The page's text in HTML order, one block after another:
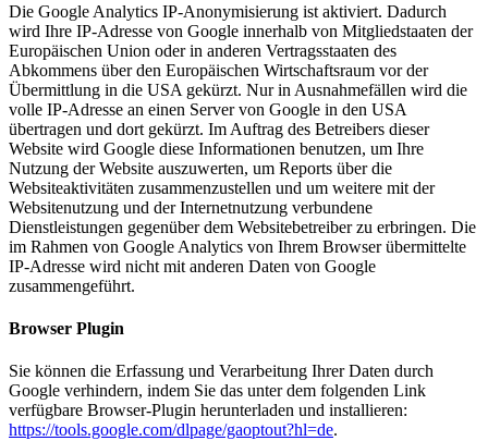
Die Google Analytics IP-Anonymisierung ist aktiviert. Dadurch
wird Ihre IP-Adresse von Google innerhalb von Mitgliedstaaten der
Europäischen Union oder in anderen Vertragsstaaten des
Abkommens über den Europäischen Wirtschaftsraum vor der
Übermittlung in die USA gekürzt. Nur in Ausnahmefällen wird die
volle IP-Adresse an einen Server von Google in den USA
übertragen und dort gekürzt. Im Auftrag des Betreibers dieser
Website wird Google diese Informationen benutzen, um Ihre
Nutzung der Website auszuwerten, um Reports über die
Websiteaktivitäten zusammenzustellen und um weitere mit der
Websitenutzung und der Internetnutzung verbundene
Dienstleistungen gegenüber dem Websitebetreiber zu erbringen. Die
im Rahmen von Google Analytics von Ihrem Browser übermittelte
IP-Adresse wird nicht mit anderen Daten von Google
zusammengeführt.
Browser Plugin
Sie können die Erfassung und Verarbeitung Ihrer Daten durch
Google verhindern, indem Sie das unter dem folgenden Link
verfügbare Browser-Plugin herunterladen und installieren:
https://tools.google.com/dlpage/gaoptout?hl=de.